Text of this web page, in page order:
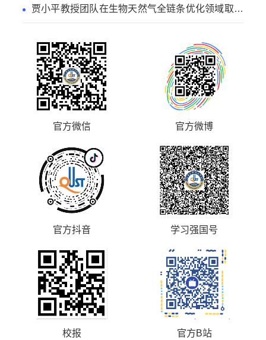
贾小平教授团队在生物天然气全链条优化领域取得
官方微信 官方微博
官方抖音 学习强国号
校报 官方B站